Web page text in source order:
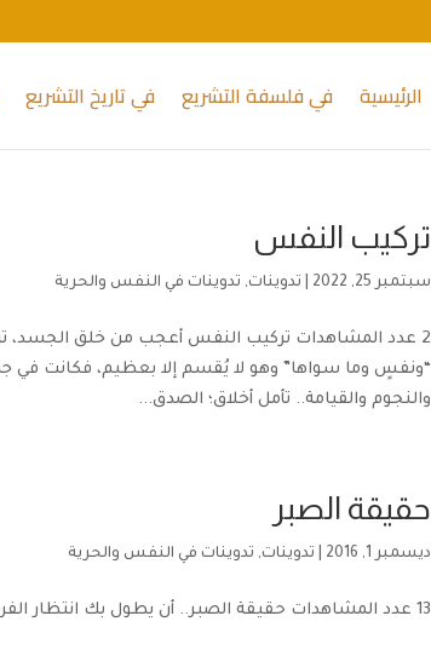
الرئيسية في فلسفة التشريع في تاريخ التشريع
تركيب النفس
سبتمبر 25, 2022 تدوينات, تدوينات في النفس والحرية
2 عدد المشاهدات تركيب النفس أعجب من خلق الجسد،
“ونفسٍ وما سواها” وهو لا يُقسم إلا بعظيم، فكانت في
والنجوم والقيامة.. تأمل أخلاق؛ الصدق...
حقيقة الصبر
ديسمبر 1, 2016 تدوينات, تدوينات في النفس والحرية
13 عدد المشاهدات حقيقة الصبر.. أن يطول بك انتظار الفرج، فلا يُنقِص ذلك من يقينك بوقوعه...